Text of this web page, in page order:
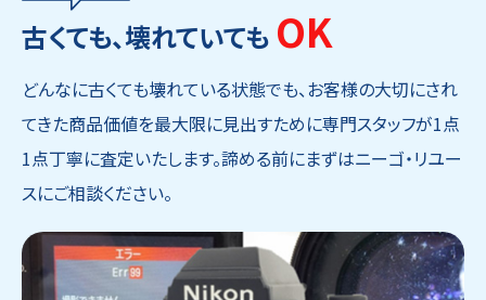
古くても、壊れていても OK
どんなに古くても壊れている状態でも、お客様の大切にされ
てきた商品価値を最大限に見出すために専門スタッフが1点
1点丁寧に査定いたします。諦める前にまずはニーゴ・リユー
スにご相談ください。